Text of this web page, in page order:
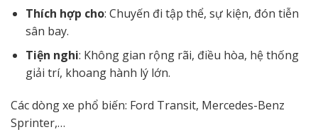
Thích hợp cho: Chuyến đi tập thể, sự kiện, đón tiễn
sân bay.
Tiện nghi: Không gian rộng rãi, điều hòa, hệ thống
giải trí, khoang hành lý lớn.
Các dòng xe phổ biến: Ford Transit, Mercedes-Benz
Sprinter,…